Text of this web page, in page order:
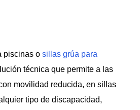
piscinas o sillas grúa para
técnica que permite a las
movilidad reducida, en sillas
tipo de discapacidad,